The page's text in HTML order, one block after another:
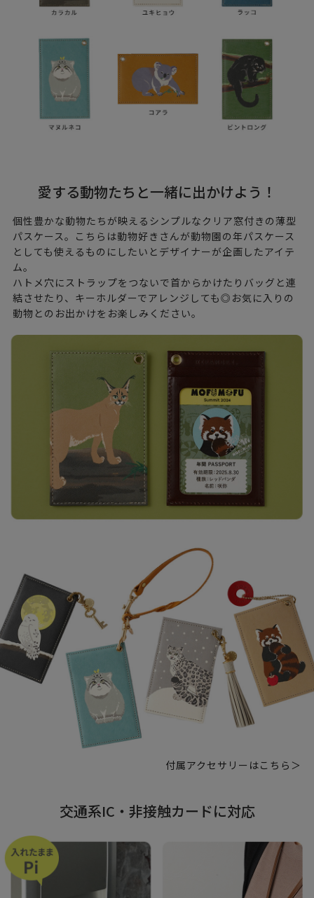
愛する動物たちと一緒に出かけよう！
個性豊かな動物たちが映えるシンプルなクリア窓付きの薄型
パスケース。こちらは動物好きさんが動物園の年パスケース
としても使えるものにしたいとデザイナーが企画したアイテ
ム。
ハトメ穴にストラップをつないで首からかけたりバッグと連
結させたり、キーホルダーでアレンジしても◎お気に入りの
動物とのお出かけをお楽しみください。
付属アクセサリーはこちら＞
交通系IC・非接触カードに対応